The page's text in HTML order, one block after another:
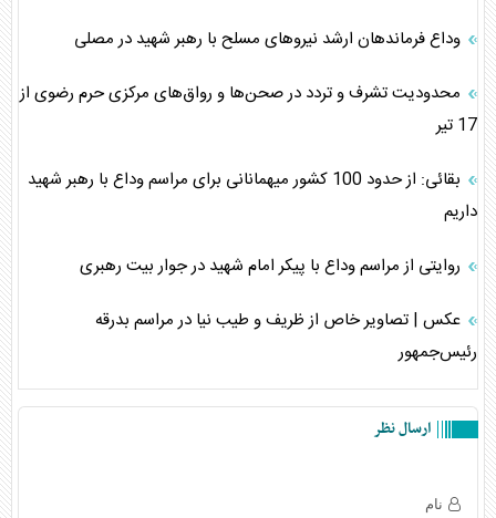
وداع فرماندهان ارشد نیروهای مسلح با رهبر شهید در مصلی
محدودیت‌ تشرف و تردد در صحن‌ها و رواق‌های مرکزی حرم رضوی از
17 تیر
بقائی: از حدود 100 کشور میهمانانی برای مراسم وداع با رهبر شهید
داریم
روایتی از مراسم وداع با پیکر امام شهید در جوار بیت رهبری
عکس | تصاویر خاص از ظریف و طیب نیا در مراسم بدرقه
رئیس‌جمهور
ارسال نظر
نام